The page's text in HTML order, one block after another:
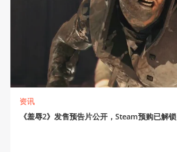
资讯
《羞辱2》发售预告片公开，Steam预购已解锁